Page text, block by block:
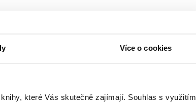
Více o cookies
které Vás skutečně zajímají. Souhlas s využitím